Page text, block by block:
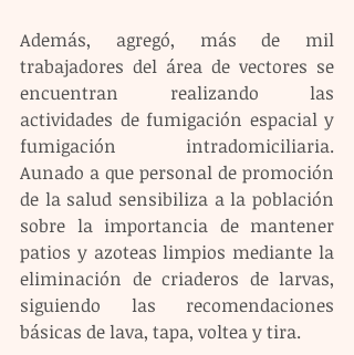
Además, agregó, más de mil
trabajadores del área de vectores se
encuentran realizando las
actividades de fumigación espacial y
fumigación intradomiciliaria.
Aunado a que personal de promoción
de la salud sensibiliza a la población
sobre la importancia de mantener
patios y azoteas limpios mediante la
eliminación de criaderos de larvas,
siguiendo las recomendaciones
básicas de lava, tapa, voltea y tira.